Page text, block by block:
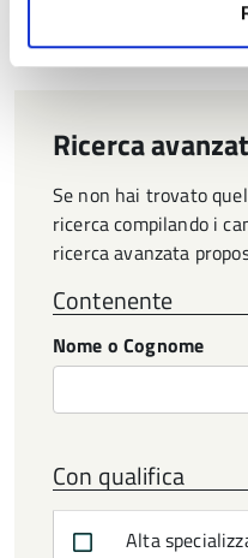
Ricerca
Se non hai trovato
ricerca compilando i
ricerca avanzata
Contenente
Nome o Cognome
Con qualifica
Alta